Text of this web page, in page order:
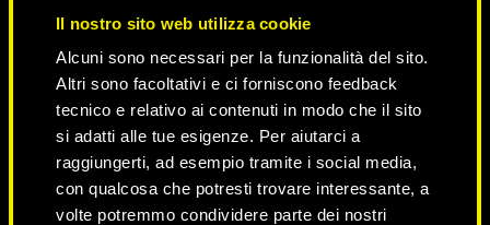
Il nostro sito web utilizza cookie
Alcuni sono necessari per la funzionalità del sito.
Altri sono facoltativi e ci forniscono feedback
tecnico e relativo ai contenuti in modo che il sito
si adatti alle tue esigenze. Per aiutarci a
raggiungerti, ad esempio tramite i social media,
con qualcosa che potresti trovare interessante, a
volte potremmo condividere parte dei nostri
NEVER FADE AWAY